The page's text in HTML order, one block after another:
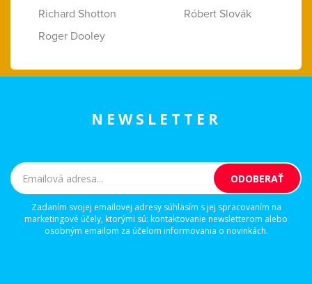
Richard Shotton
Róbert Slovák
Roger Dooley
NEWSLETTER
Zadaním svojej emailovej adresy súhlasím s jej spracovaním na
marketingové účely, ktorými sú: kontaktovanie newsletterom alebo
osobným emailom za účelom informovania o novinkách.